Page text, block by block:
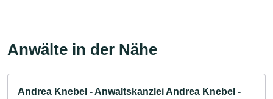
Anwälte in der Nähe
Andrea Knebel - Anwaltskanzlei Andrea Knebel -